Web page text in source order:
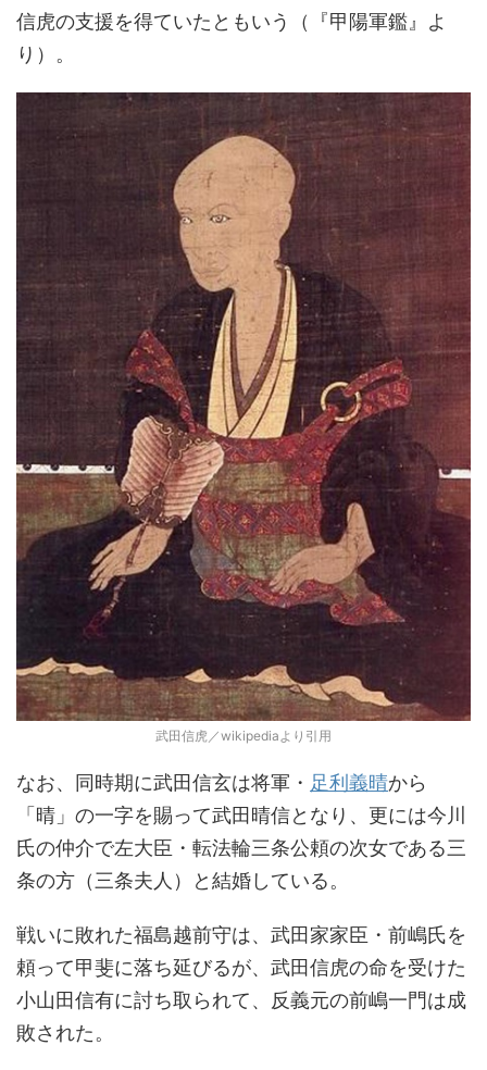
信虎の支援を得ていたともいう（『甲陽軍鑑』よ
り）。
武田信虎／wikipediaより引用
なお、同時期に武田信玄は将軍・ 足利義晴から
「晴」の一字を賜って武田晴信となり、更には今川
氏の仲介で左大臣・転法輪三条公頼の次女である三
条の方（三条夫人）と結婚している。
戦いに敗れた福島越前守は、武田家家臣・前嶋氏を
頼って甲斐に落ち延びるが、武田信虎の命を受けた
小山田信有に討ち取られて、反義元の前嶋一門は成
敗された。